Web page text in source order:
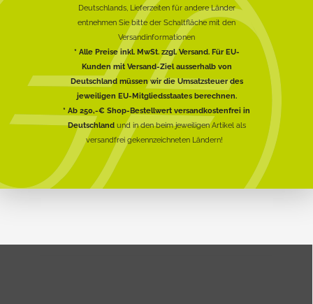
Deutschlands, Lieferzeiten für andere Länder
entnehmen Sie bitte der Schaltfläche mit den
Versandinformationen
* Alle Preise inkl. MwSt. zzgl. Versand. Für EU-
Kunden mit Versand-Ziel ausserhalb von
Deutschland müssen wir die Umsatzsteuer des
jeweiligen EU-Mitgliedsstaates berechnen.
* Ab 250,-€ Shop-Bestellwert versandkostenfrei in
Deutschlandund in den beim jeweiligen Artikel als
versandfrei gekennzeichneten Ländern!